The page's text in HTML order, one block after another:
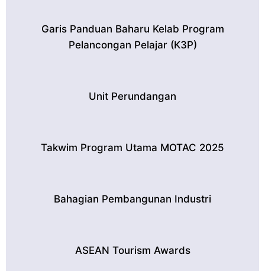
Garis Panduan Baharu Kelab Program
Pelancongan Pelajar (K3P)
Unit Perundangan
Takwim Program Utama MOTAC 2025
Bahagian Pembangunan Industri
ASEAN Tourism Awards